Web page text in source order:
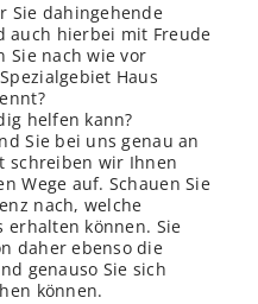
Sie dahingehende
auch hierbei mit Freude
Sie nach wie vor
Haus
helfen kann?
Sie bei uns genau an
schreiben wir Ihnen
Wege auf. Schauen Sie
nach, welche
erhalten können. Sie
daher ebenso die
genauso Sie sich
können.